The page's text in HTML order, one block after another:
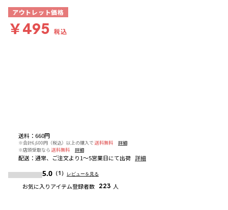
送料 ： 660円
※合計6,600円（税込）以上の購入で 送料無料
詳細
※店頭受取なら 送料無料 詳細
配送 ： 通常、ご注文より1～5営業日にて出荷 詳細
5.0 （1） レビューを見る
お気に入りアイテム登録者数 223 人
アウトレット価格
￥495 税込